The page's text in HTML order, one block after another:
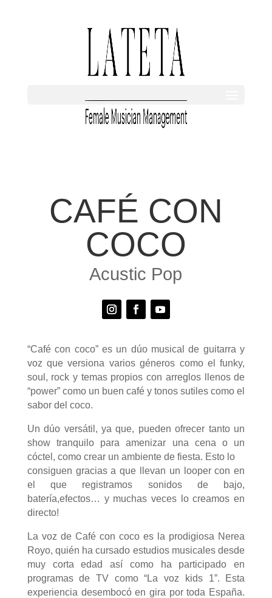
CAFÉ CON
COCO
Acustic Pop
“Café con coco” es un dúo musical de guitarra y
voz que versiona varios géneros como el funky,
soul, rock y temas propios con arreglos llenos de
“power” como un buen café y tonos sutiles como el
sabor del coco.
Un dúo versátil, ya que, pueden ofrecer tanto un
show tranquilo para amenizar una cena o un
cóctel, como crear un ambiente de fiesta. Esto lo
consiguen gracias a que llevan un looper con en
el que registramos sonidos de bajo,
batería,efectos… y muchas veces lo creamos en
directo!
La voz de Café con coco es la prodigiosa Nerea
Royo, quién ha cursado estudios musicales desde
muy corta edad así como ha participado en
programas de TV como “La voz kids 1”. Esta
experiencia desembocó en gira por toda España.